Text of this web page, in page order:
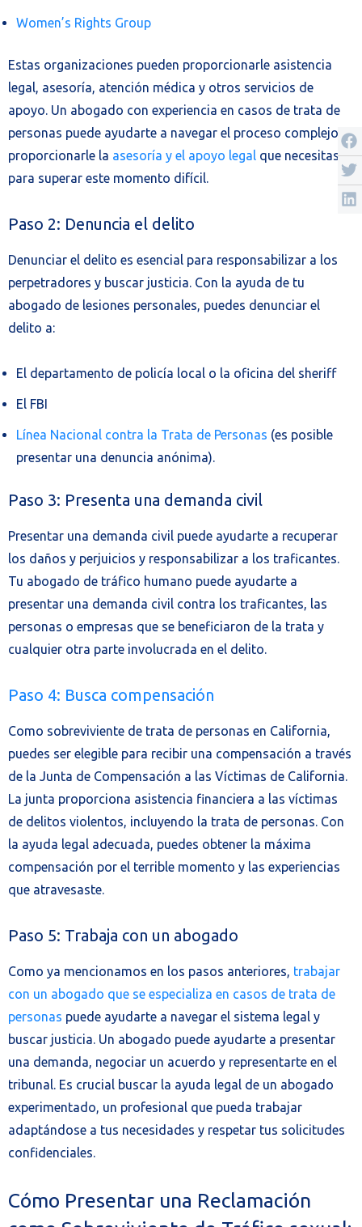
Women’s Rights Group
Estas organizaciones pueden proporcionarle asistencia
legal, asesoría, atención médica y otros servicios de
apoyo. Un abogado con experiencia en casos de trata de
personas puede ayudarte a navegar el proceso complejo y
proporcionarle la asesoría y el apoyo legal que necesitas
para superar este momento difícil.
Paso 2: Denuncia el delito
Denunciar el delito es esencial para responsabilizar a los
perpetradores y buscar justicia. Con la ayuda de tu
abogado de lesiones personales, puedes denunciar el
delito a:
El departamento de policía local o la oficina del sheriff
El FBI
Línea Nacional contra la Trata de Personas (es posible
presentar una denuncia anónima).
Paso 3: Presenta una demanda civil
Presentar una demanda civil puede ayudarte a recuperar
los daños y perjuicios y responsabilizar a los traficantes.
Tu abogado de tráfico humano puede ayudarte a
presentar una demanda civil contra los traficantes, las
personas o empresas que se beneficiaron de la trata y
cualquier otra parte involucrada en el delito.
Paso 4: Busca compensación
Como sobreviviente de trata de personas en California,
puedes ser elegible para recibir una compensación a través
de la Junta de Compensación a las Víctimas de California.
La junta proporciona asistencia financiera a las víctimas
de delitos violentos, incluyendo la trata de personas. Con
la ayuda legal adecuada, puedes obtener la máxima
compensación por el terrible momento y las experiencias
que atravesaste.
Paso 5: Trabaja con un abogado
Como ya mencionamos en los pasos anteriores, trabajar
con un abogado que se especializa en casos de trata de
personas puede ayudarte a navegar el sistema legal y
buscar justicia. Un abogado puede ayudarte a presentar
una demanda, negociar un acuerdo y representarte en el
tribunal. Es crucial buscar la ayuda legal de un abogado
experimentado, un profesional que pueda trabajar
adaptándose a tus necesidades y respetar tus solicitudes
confidenciales.
Cómo Presentar una Reclamación